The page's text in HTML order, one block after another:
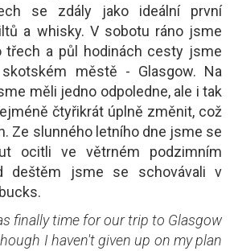
se zdály jako ideální první
a whisky. V sobotu ráno jsme
třech a půl hodinách cesty jsme
městě - Glasgow. Na
měli jedno odpoledne, ale i tak
čtyřikrát úplně změnit, což
Ze slunného letního dne jsme se
ocitli ve větrném podzimním
deštěm jsme se schovávali v
finally time for our trip to Glasgow
I haven't given up on my plan